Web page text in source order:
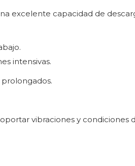
excelente capacidad de
intensivas.
vibraciones y condiciones